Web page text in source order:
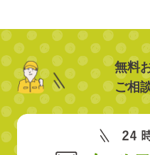
無料
ご相